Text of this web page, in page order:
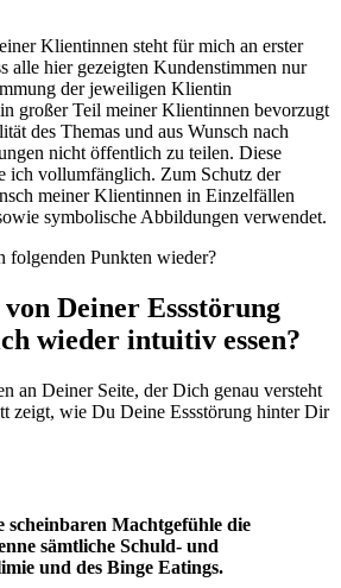
Klientinnen steht für mich an erster
alle hier gezeigten Kundenstimmen nur
der jeweiligen Klientin
großer Teil meiner Klientinnen bevorzugt
des Themas und aus Wunsch nach
nicht öffentlich zu teilen. Diese
ich vollumfänglich. Zum Schutz der
meiner Klientinnen in Einzelfällen
symbolische Abbildungen verwendet.
folgenden Punkten wieder?
Deiner Essstörung
wieder intuitiv essen?
an Deiner Seite, der Dich genau versteht
zeigt, wie Du Deine Essstörung hinter Dir
scheinbaren Machtgefühle die
sämtliche Schuld- und
und des Binge Eatings.